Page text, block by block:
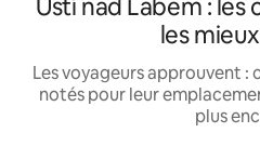
Ústí nad Labem : les
les
Les voyageurs approuvent :
notés pour leur
plus